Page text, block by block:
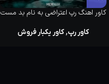
کاور اهنگ رپ اعتراضی به نام بد مست
کاور رپ,کاور یکبار فروش